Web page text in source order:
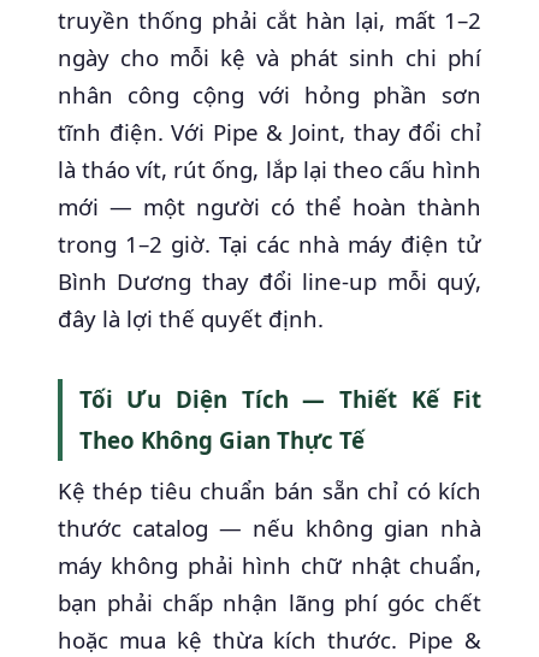
truyền thống phải cắt hàn lại, mất 1–2
ngày cho mỗi kệ và phát sinh chi phí
nhân công cộng với hỏng phần sơn
tĩnh điện. Với Pipe & Joint, thay đổi chỉ
là tháo vít, rút ống, lắp lại theo cấu hình
mới — một người có thể hoàn thành
trong 1–2 giờ. Tại các nhà máy điện tử
Bình Dương thay đổi line-up mỗi quý,
đây là lợi thế quyết định.
Tối Ưu Diện Tích — Thiết Kế Fit
Theo Không Gian Thực Tế
Kệ thép tiêu chuẩn bán sẵn chỉ có kích
thước catalog — nếu không gian nhà
máy không phải hình chữ nhật chuẩn,
bạn phải chấp nhận lãng phí góc chết
hoặc mua kệ thừa kích thước. Pipe &